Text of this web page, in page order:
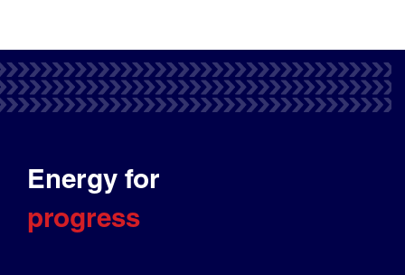
Energy for
progress